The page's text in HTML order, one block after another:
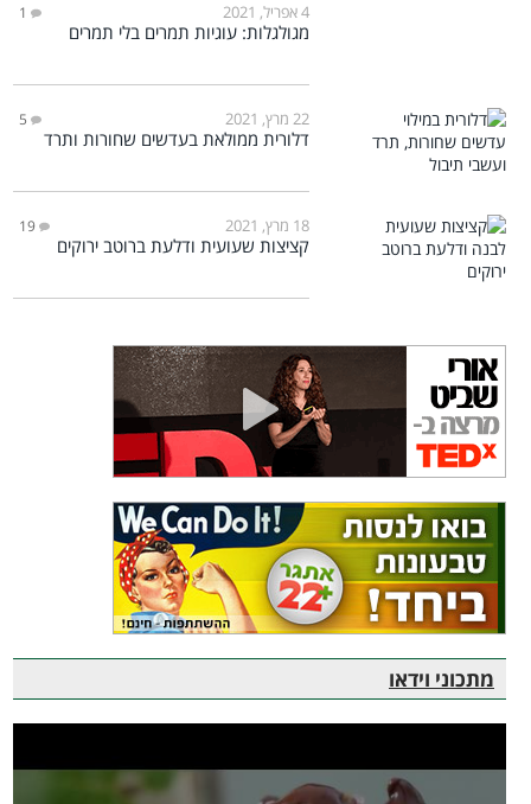
4 אפריל, 2021 1
מגולגלות: עוגיות תמרים בלי תמרים
22 מרץ, 2021 5
דלורית ממולאת בעדשים שחורות ותרד
18 מרץ, 2021 19
קציצות שעועית ודלעת ברוטב ירוקים
מתכוני וידאו